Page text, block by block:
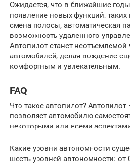
Ожидается, что в ближайшие
появление новых функций, таких
смена полосы, автоматическая
возможность удаленного
Автопилот станет неотъемлемой
автомобилей, делая вождение
комфортным и увлекательным.
FAQ
Что такое автопилот? Автопилот
позволяет автомобилю
некоторыми или всеми
Какие уровни автономности
шесть уровней автономности: от